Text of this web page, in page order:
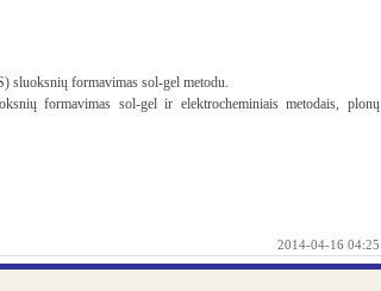
sluoksnių formavimas sol-gel metodu.
formavimas sol-gel ir elektrocheminiais metodais, plonų
2014-04-16 04:25